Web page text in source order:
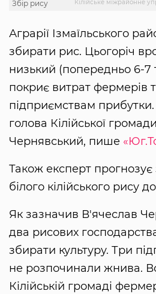
Кілійське міжрайонне
Збір рису
Аграрії Ізмаїльського
збирати рис. Цьогоріч
низький (попередньо 6-7
покриє витрат фермерів
підприємствам
голова Кілійської
Чернявський, пише
Також експерт
білого кілійського рису
Як зазначив В'ячеслав
два рисових
збирати культуру. Три
не розпочинали жнива.
Кілійській громаді